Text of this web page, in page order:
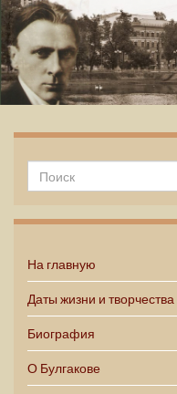
На главную
Даты жизни и творчества
Биография
О Булгакове